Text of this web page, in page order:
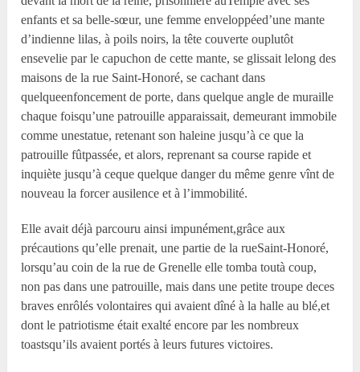
enfants et sa belle-sœur, une femme enveloppéed’une mante
d’indienne lilas, à poils noirs, la tête couverte ouplutôt
ensevelie par le capuchon de cette mante, se glissait lelong des
maisons de la rue Saint-Honoré, se cachant dans
quelqueenfoncement de porte, dans quelque angle de muraille
chaque foisqu’une patrouille apparaissait, demeurant immobile
comme unestatue, retenant son haleine jusqu’à ce que la
patrouille fûtpassée, et alors, reprenant sa course rapide et
inquiète jusqu’à ceque quelque danger du même genre vînt de
nouveau la forcer ausilence et à l’immobilité.
Elle avait déjà parcouru ainsi impunément,grâce aux
précautions qu’elle prenait, une partie de la rueSaint-Honoré,
lorsqu’au coin de la rue de Grenelle elle tomba toutà coup,
non pas dans une patrouille, mais dans une petite troupe deces
braves enrôlés volontaires qui avaient dîné à la halle au blé,et
dont le patriotisme était exalté encore par les nombreux
toastsqu’ils avaient portés à leurs futures victoires.